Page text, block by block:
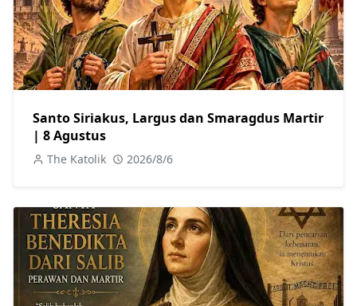
Santo Siriakus, Largus dan Smaragdus Martir
| 8 Agustus
The Katolik 2026/8/6